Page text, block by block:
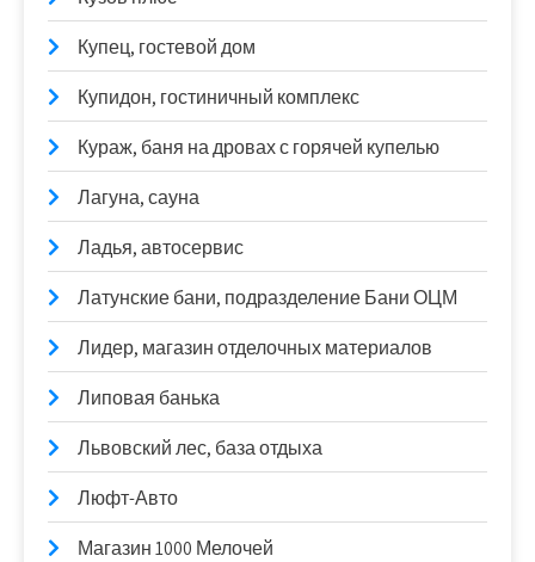
Купец, гостевой дом
Купидон, гостиничный комплекс
Кураж, баня на дровах с горячей купелью
Лагуна, сауна
Ладья, автосервис
Латунские бани, подразделение Бани ОЦМ
Лидер, магазин отделочных материалов
Липовая банька
Львовский лес, база отдыха
Люфт-Авто
Магазин 1000 Мелочей